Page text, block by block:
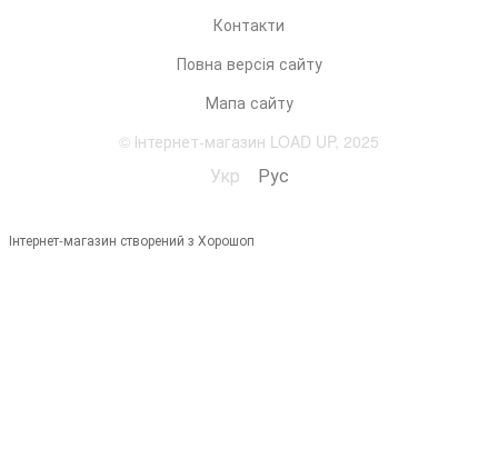
Контакти
Повна версія сайту
Мапа сайту
© Інтернет-магазин LOAD UP, 2025
Укр Рус
Інтернет-магазин створений з Хорошоп